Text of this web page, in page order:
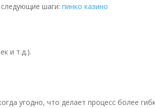
следующие шаги:пинко казино
и т.д.).
угодно, что делает процесс более